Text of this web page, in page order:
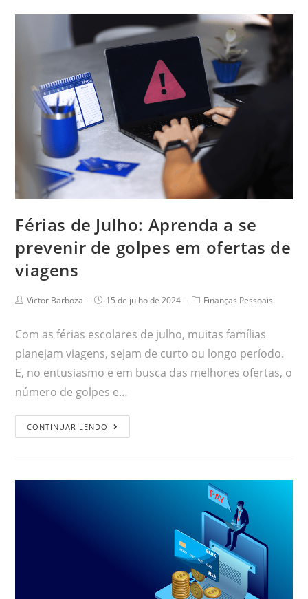
Férias de Julho: Aprenda a se
prevenir de golpes em ofertas de
viagens
Victor Barboza 15 de julho de 2024 Finanças Pessoais
Com as férias escolares de julho, muitas famílias
planejam viagens, sejam de curto ou longo período.
E, no entusiasmo e em busca das melhores ofertas, o
número de golpes e…
CONTINUAR LENDO